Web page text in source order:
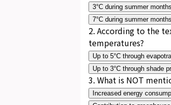
3°C during summer months
7°C during summer months
2. According to the
temperatures?
Up to 5°C through
Up to 3°C through shade
3. What is NOT
Increased energy